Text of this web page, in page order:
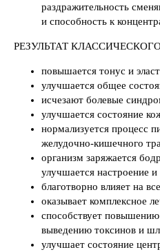
раздражительность
и способность к
РЕЗУЛЬТАТ
повышается тонус и
улучшается общее
исчезают болевые
улучшается состояние
нормализуется процесс
желудочно-кишечного
организм заряжается
улучшается настроение и
благотворно влияет на
оказывает комплексное
способствует
выведению токсинов и
улучшает состояние